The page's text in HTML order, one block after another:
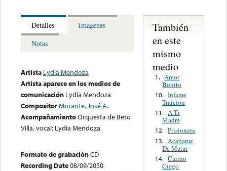
Detalles
Imagenes
Notas
Artista Lydia Mendoza
Artista aparece en los medios de
comunicación Lydia Mendoza
CompositorMorante, José A.
AcompañamientoOrquesta de Beto
Villa, vocal: Lydia Mendoza
Formato de grabaciónCD
Recording Date08/09/2050
También
en este
mismo
medio
1. Amor
Bonito
10. Infame
Traición
11. A Ti
Madre
12. Prisionera
13. Acabame
De Matar
14. Cariño
Ciego